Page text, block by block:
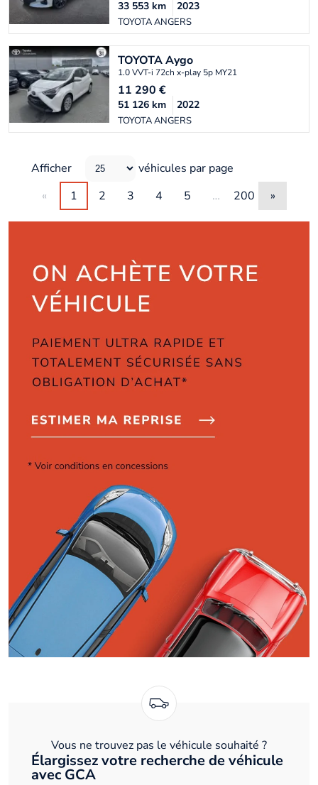
TOYOTA ANGERS
33 553 km 2023
TOYOTAAygo
1.0 VVT-i 72ch x-play 5p MY21
11 290 €
TOYOTA ANGERS
51 126 km 2022
Afficher
véhicules par page
«
1 2 3 4 5 … 200 »
Vous ne trouvez pas le véhicule souhaité ?
Élargissez votre recherche de véhicule
avec GCA